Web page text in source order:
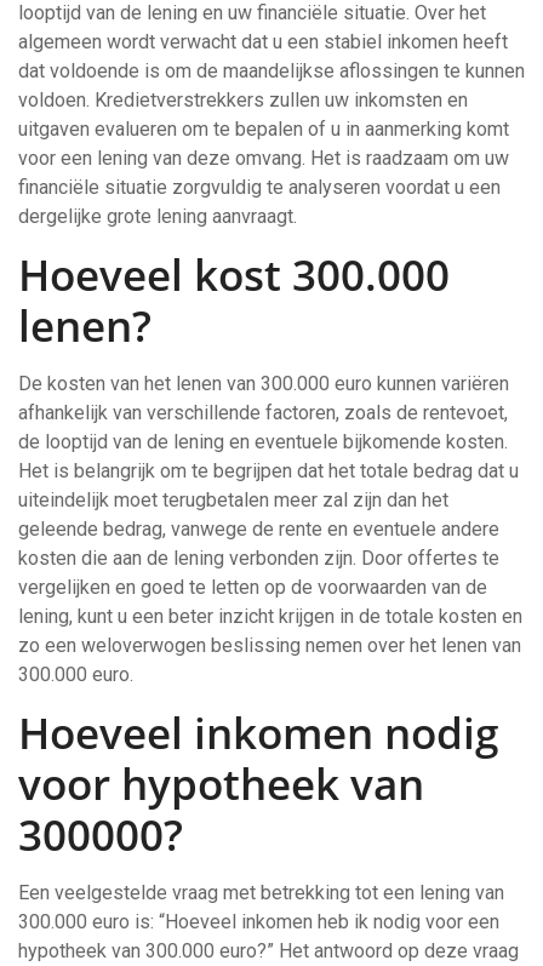
looptijd van de lening en uw financiële situatie. Over het
algemeen wordt verwacht dat u een stabiel inkomen heeft
dat voldoende is om de maandelijkse aflossingen te kunnen
voldoen. Kredietverstrekkers zullen uw inkomsten en
uitgaven evalueren om te bepalen of u in aanmerking komt
voor een lening van deze omvang. Het is raadzaam om uw
financiële situatie zorgvuldig te analyseren voordat u een
dergelijke grote lening aanvraagt.
Hoeveel kost 300.000
lenen?
De kosten van het lenen van 300.000 euro kunnen variëren
afhankelijk van verschillende factoren, zoals de rentevoet,
de looptijd van de lening en eventuele bijkomende kosten.
Het is belangrijk om te begrijpen dat het totale bedrag dat u
uiteindelijk moet terugbetalen meer zal zijn dan het
geleende bedrag, vanwege de rente en eventuele andere
kosten die aan de lening verbonden zijn. Door offertes te
vergelijken en goed te letten op de voorwaarden van de
lening, kunt u een beter inzicht krijgen in de totale kosten en
zo een weloverwogen beslissing nemen over het lenen van
300.000 euro.
Hoeveel inkomen nodig
voor hypotheek van
300000?
Een veelgestelde vraag met betrekking tot een lening van
300.000 euro is: “Hoeveel inkomen heb ik nodig voor een
hypotheek van 300.000 euro?” Het antwoord op deze vraag